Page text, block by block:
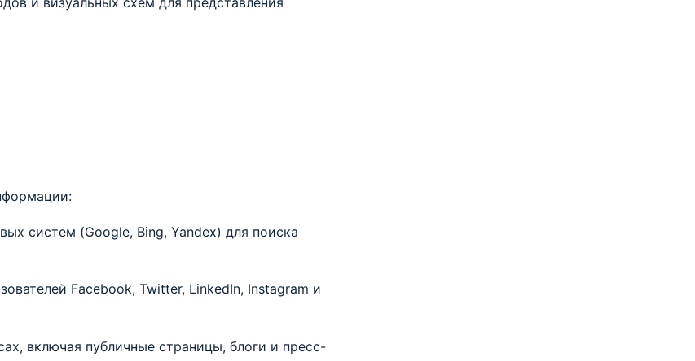
систем (Google, Bing, Yandex) для поиска
Facebook, Twitter, LinkedIn, Instagram и
включая публичные страницы, блоги и пресс-